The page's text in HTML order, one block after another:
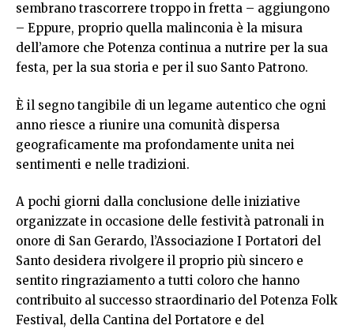
sembrano trascorrere troppo in fretta – aggiungono
– Eppure, proprio quella malinconia è la misura
dell’amore che Potenza continua a nutrire per la sua
festa, per la sua storia e per il suo Santo Patrono.
È il segno tangibile di un legame autentico che ogni
anno riesce a riunire una comunità dispersa
geograficamente ma profondamente unita nei
sentimenti e nelle tradizioni.
A pochi giorni dalla conclusione delle iniziative
organizzate in occasione delle festività patronali in
onore di San Gerardo, l’Associazione I Portatori del
Santo desidera rivolgere il proprio più sincero e
sentito ringraziamento a tutti coloro che hanno
contribuito al successo straordinario del Potenza Folk
Festival, della Cantina del Portatore e del